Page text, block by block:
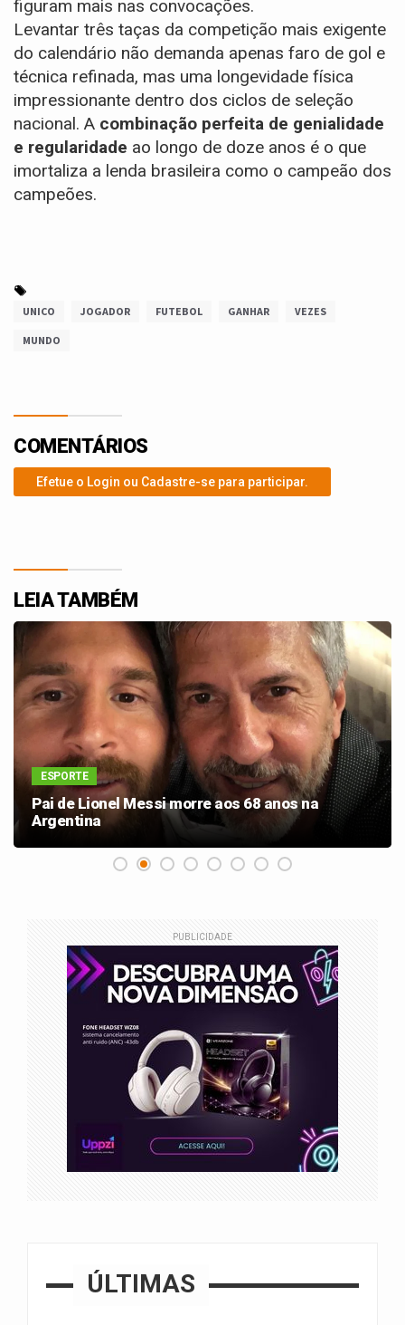
figuram mais nas convocações.
Levantar três taças da competição mais exigente
do calendário não demanda apenas faro de gol e
técnica refinada, mas uma longevidade física
impressionante dentro dos ciclos de seleção
nacional. A combinação perfeita de genialidade
e regularidade ao longo de doze anos é o que
imortaliza a lenda brasileira como o campeão dos
campeões.
UNICO JOGADOR FUTEBOL GANHAR VEZES
MUNDO
COMENTÁRIOS
Efetue o Login ou Cadastre-se para participar.
LEIA TAMBÉM
ESPORTE
Pai de Lionel Messi morre aos 68 anos na
Argentina
PUBLICIDADE
ÚLTIMAS